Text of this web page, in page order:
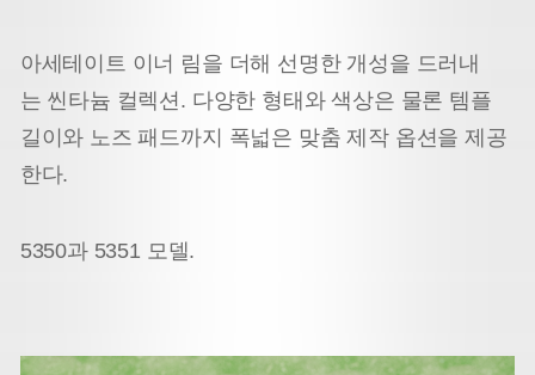
아세테이트 이너 림을 더해 선명한 개성을 드러내
는 씬타늄 컬렉션. 다양한 형태와 색상은 물론 템플
길이와 노즈 패드까지 폭넓은 맞춤 제작 옵션을 제공
한다.
5350과 5351 모델.